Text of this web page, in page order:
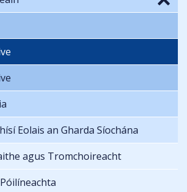
Eolais an Gharda Síochána
agus Tromchoireacht